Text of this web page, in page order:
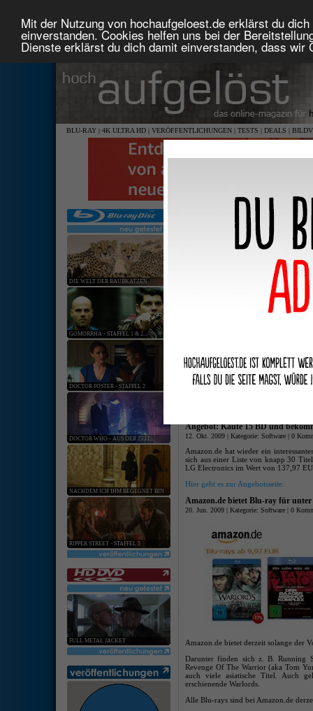
Mit der Nutzung von hochaufgeloest.de erklärst du
einverstanden. Cookies helfen uns bei der
Dienste erklärst du dich damit einverstanden, dass
BLU-RAY | 4K ULTRA HD | VERÖFFENTLICHUNGEN | TESTS | DEALS |
DIE WELT DER RAUBKATZEN
GOMORRHA - STAFFEL 1 & 2...
DOCTOR FOSTER - STAFFEL 2
DOCTOR WHO - AUS DER ZEIT...
NACHDEM ICH IHM BEGEGNET BIN
RIPPER STREET - STAFFEL 5
FULL METAL JACKET
keine
Amazon.de: 3 Top Blu-rays zum
06. Mai. 2011 | Kategorie:Software| 0
Angebot: Kaufe 15 BD und
12. Okt. 2009 | Kategorie: Software | 0
Amazon.de hat wieder ein
sich aus einer Liste von knapp 30
LG Electronics im Wert von 137,97
Hier geht es zur Angebotsseite.
Amazon.de bietet Blu-ray für
20. Jun. 2009 | Kategorie: Software | 0
Amazon.de bietet derzeit solange der
Darunter finden sich z. B. Running
Revenge Of The Warrior (aka Tom
auch viele asiatische Titel. Auch
erschienende Warlords.
Alle Blu-rays sind bei Amazon.de